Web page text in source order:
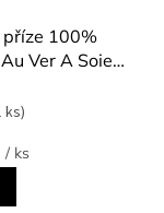
100%
Ver A Soie
ks)
/ ks